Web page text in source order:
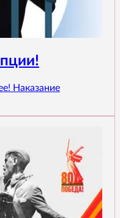
Наказание